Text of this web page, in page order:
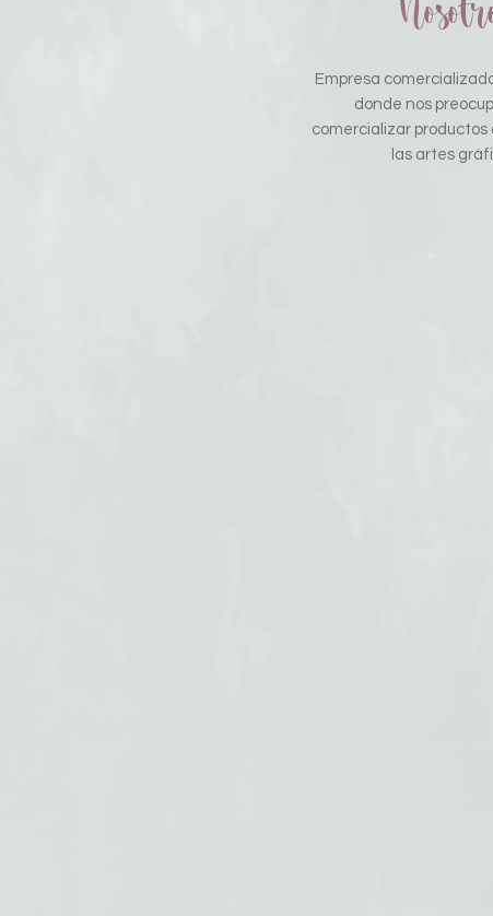
Empresa
donde nos
comercializar productos
las artes